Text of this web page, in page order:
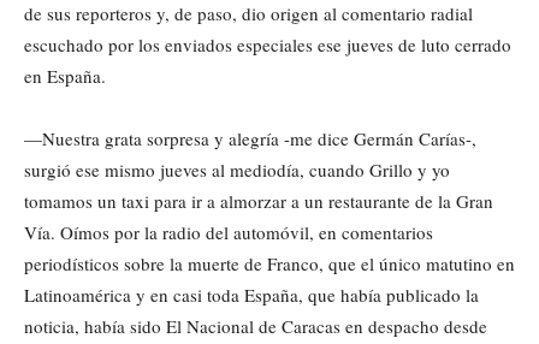
de sus reporteros y, de paso, dio origen al comentario radial
escuchado por los enviados especiales ese jueves de luto cerrado
en España.
—Nuestra grata sorpresa y alegría -me dice Germán Carías-,
surgió ese mismo jueves al mediodía, cuando Grillo y yo
tomamos un taxi para ir a almorzar a un restaurante de la Gran
Vía. Oímos por la radio del automóvil, en comentarios
periodísticos sobre la muerte de Franco, que el único matutino en
Latinoamérica y en casi toda España, que había publicado la
noticia, había sido El Nacional de Caracas en despacho desde